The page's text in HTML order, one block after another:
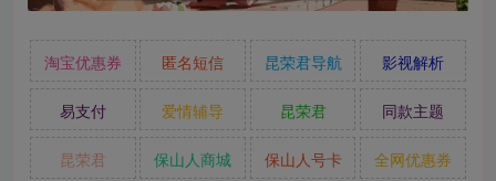
淘宝优惠券 匿名短信 昆荣君导航 影视解析
易支付 爱情辅导 昆荣君 同款主题
昆荣君 保山人商城 保山人号卡 全网优惠券